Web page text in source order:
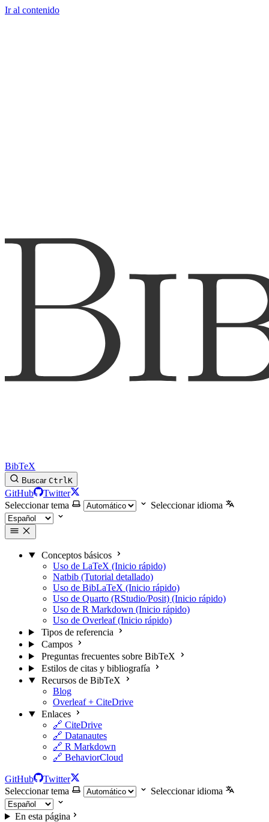
Ir al contenido
BibTeX
Buscar CtrlK
GitHub
Twitter
Seleccionar tema
Seleccionar idioma
Conceptos básicos
Uso de LaTeX (Inicio rápido)
Natbib (Tutorial detallado)
Uso de BibLaTeX (Inicio rápido)
Uso de Quarto (RStudio/Posit) (Inicio rápido)
Uso de R Markdown (Inicio rápido)
Uso de Overleaf (Inicio rápido)
Tipos de referencia
Campos
Preguntas frecuentes sobre BibTeX
Estilos de citas y bibliografía
Recursos de BibTeX
Blog
Overleaf + CiteDrive
Enlaces
🔗 CiteDrive
🔗 Datanautes
🔗 R Markdown
🔗 BehaviorCloud
GitHub
Twitter
Seleccionar tema
Seleccionar idioma
En esta página